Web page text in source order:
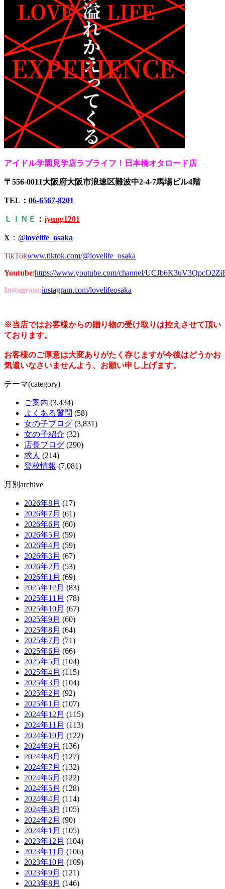
アイドル学園見学店ラブライフ！日本橋オタロード店
〒556-0011大阪府大阪市浪速区難波中2-4-7馬場ビル4階
TEL： 06-6567-8201
ＬＩＮＥ ： jyung1201
X ： @lovelife_osaka
TikTokwww.tiktok.com/@lovelife_osaka
Youtube:https://www.youtube.com/channel/
Instagram:instagram.com/lovelifeosaka
※当店ではお客様からの贈り物の受け取りは控えさせて頂い
ております。
お客様のご厚意は大変ありがたく存じますが今後はどうかお
気遣いなさいませんよう、お願い申し上げます。
テーマ(category)
ご案内 (3,434)
よくある質問 (58)
女の子ブログ (3,831)
女の子紹介 (32)
店長ブログ (290)
求人 (214)
登校情報 (7,081)
月別archive
2026年8月 (17)
2026年7月 (61)
2026年6月 (60)
2026年5月 (59)
2026年4月 (59)
2026年3月 (67)
2026年2月 (53)
2026年1月 (69)
2025年12月 (83)
2025年11月 (78)
2025年10月 (67)
2025年9月 (60)
2025年8月 (64)
2025年7月 (71)
2025年6月 (66)
2025年5月 (104)
2025年4月 (115)
2025年3月 (104)
2025年2月 (92)
2025年1月 (107)
2024年12月 (115)
2024年11月 (113)
2024年10月 (122)
2024年9月 (136)
2024年8月 (127)
2024年7月 (132)
2024年6月 (122)
2024年5月 (128)
2024年4月 (114)
2024年3月 (105)
2024年2月 (90)
2024年1月 (105)
2023年12月 (104)
2023年11月 (106)
2023年10月 (109)
2023年9月 (121)
2023年8月 (146)